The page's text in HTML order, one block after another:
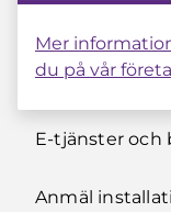
Mer
du på vår
E-tjänster och
Anmäl